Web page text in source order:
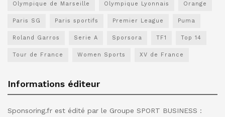
Olympique de Marseille Olympique Lyonnais Orange
Paris SG Paris sportifs Premier League Puma
Roland Garros Serie A Sporsora TF1 Top 14
Tour de France Women Sports XV de France
Informations éditeur
Sponsoring.fr est édité par le Groupe SPORT BUSINESS :